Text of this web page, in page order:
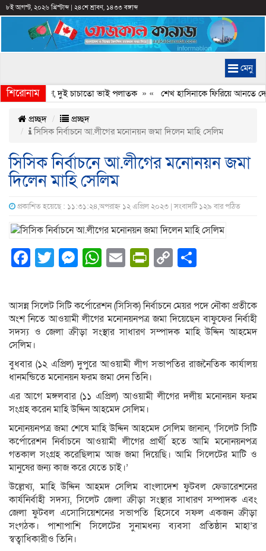
৮ই আগস্ট, ২০২৬ খ্রিস্টাব্দ| ২৪শে শ্রাবণ, ১৪৩৩ বঙ্গাব্দ
মেনু
শিরোনাম
নেতার লাশ, দুই চাচাতো ভাই পলাতক» «শেখ হাসিনাকে ফিরিয়ে আনতে দেরি
প্রচ্ছদ
প্রচ্ছদ
সিসিক নির্বাচনে আ.লীগের মনোনয়ন জমা দিলেন মাহি সেলিম
সিসিক নির্বাচনে আ.লীগের মনোনয়ন জমা
দিলেন মাহি সেলিম
প্রকাশিত হয়েছে : ১১:৩১:২৪,অপরাহ্ন ১২ এপ্রিল ২০২৩ | সংবাদটি ১২৯ বার পঠিত
Facebook
Twitter
Messenger
WhatsApp
EmailPrintFriendly
Copy
আসন্ন সিলেট সিটি কর্পোরেশন (সিসিক) নির্বাচনে মেয়র পদে নৌকা প্রতীকে
অংশ নিতে আওয়ামী লীগের মনোনয়নপত্র জমা দিয়েছেন বাফুফের নির্বাহী
সদস্য ও জেলা ক্রীড়া সংস্থার সাধারণ সম্পাদক মাহি উদ্দিন আহমেদ
সেলিম।
বুধবার (১২ এপ্রিল) দুপুরে আওয়ামী লীগ সভাপতির রাজনৈতিক কার্যালয়
ধানমন্ডিতে মনোনয়ন ফরম জমা দেন তিনি।
এর আগে মঙ্গলবার (১১ এপ্রিল) আওয়ামী লীগের দলীয় মনোনয়ন ফরম
সংগ্রহ করেন মাহি উদ্দিন আহমেদ সেলিম।
মনোনয়নপত্র জমা শেষে মাহি উদ্দিন আহমেদ সেলিম জানান, ‘সিলেট সিটি
কর্পোরেশন নির্বাচনে আওয়ামী লীগের প্রার্থী হতে আমি মনোনয়নপত্র
গতকাল সংগ্রহ করেছিলাম আজ জমা দিয়েছি। আমি সিলেটের মাটি ও
মানুষের জন্য কাজ করে যেতে চাই।’
উল্লেখ্য, মাহি উদ্দিন আহমদ সেলিম বাংলাদেশ ফুটবল ফেডারেশনের
কার্যনির্বাহী সদস্য, সিলেট জেলা ক্রীড়া সংস্থার সাধারণ সম্পাদক এবং
জেলা ফুটবল এসোসিয়েশনের সভাপতি হিসেবে সফল একজন ক্রীড়া
সংগঠক। পাশাপাশি সিলেটের সুনামধন্য ব্যবসা প্রতিষ্ঠান মাহা’র
স্বত্বাধিকারীও তিনি।